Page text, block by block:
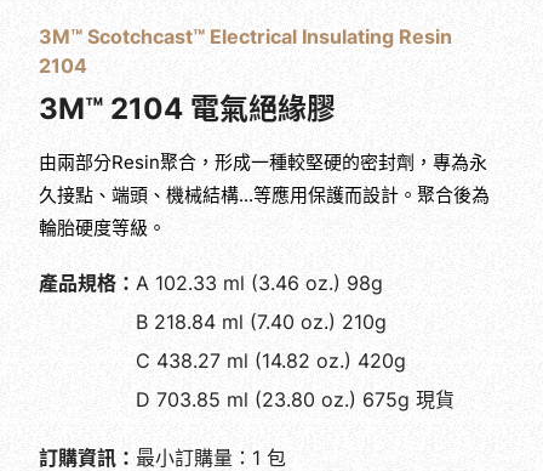
3M™ Scotchcast™ Electrical Insulating Resin
2104
3M™ 2104 電氣絕緣膠
由兩部分Resin聚合，形成一種較堅硬的密封劑，專為永
久接點、端頭、機械結構...等應用保護而設計。聚合後為
輪胎硬度等級。
產品規格： A 102.33 ml (3.46 oz.) 98g
B 218.84 ml (7.40 oz.) 210g
C 438.27 ml (14.82 oz.) 420g
D 703.85 ml (23.80 oz.) 675g 現貨
訂購資訊： 最小訂購量：1 包